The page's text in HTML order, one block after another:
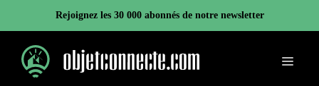
contenu
Rejoignez les 30 000 abonnés de notre newsletter
Menu